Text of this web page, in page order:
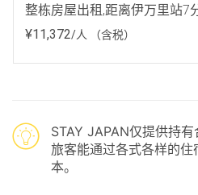
整栋房屋出租,距离伊万里站7
¥11,372/人 （含税）
STAY JAPAN仅提供持
旅客能通过各式各样的
本。